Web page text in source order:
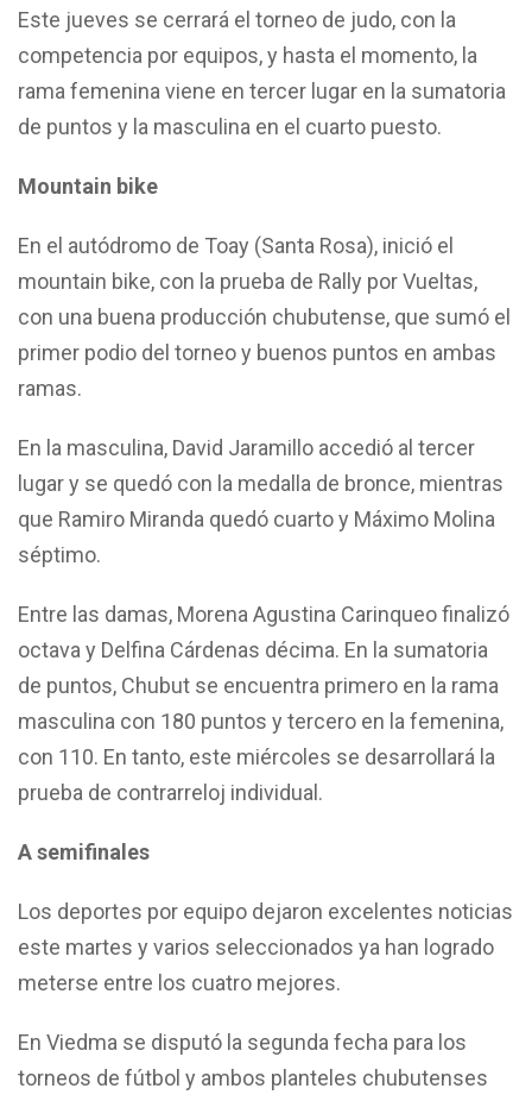
Este jueves se cerrará el torneo de judo, con la
competencia por equipos, y hasta el momento, la
rama femenina viene en tercer lugar en la sumatoria
de puntos y la masculina en el cuarto puesto.
Mountain bike
En el autódromo de Toay (Santa Rosa), inició el
mountain bike, con la prueba de Rally por Vueltas,
con una buena producción chubutense, que sumó el
primer podio del torneo y buenos puntos en ambas
ramas.
En la masculina, David Jaramillo accedió al tercer
lugar y se quedó con la medalla de bronce, mientras
que Ramiro Miranda quedó cuarto y Máximo Molina
séptimo.
Entre las damas, Morena Agustina Carinqueo finalizó
octava y Delfina Cárdenas décima. En la sumatoria
de puntos, Chubut se encuentra primero en la rama
masculina con 180 puntos y tercero en la femenina,
con 110. En tanto, este miércoles se desarrollará la
prueba de contrarreloj individual.
A semifinales
Los deportes por equipo dejaron excelentes noticias
este martes y varios seleccionados ya han logrado
meterse entre los cuatro mejores.
En Viedma se disputó la segunda fecha para los
torneos de fútbol y ambos planteles chubutenses